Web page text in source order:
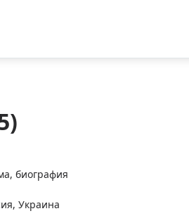
, биография
, Украина